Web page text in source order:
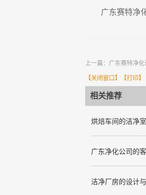
广东赛特净
上一篇： 广东赛特净
【关闭窗口 】【打印】
相关推荐
烘焙车间的洁净
广东净化公司的